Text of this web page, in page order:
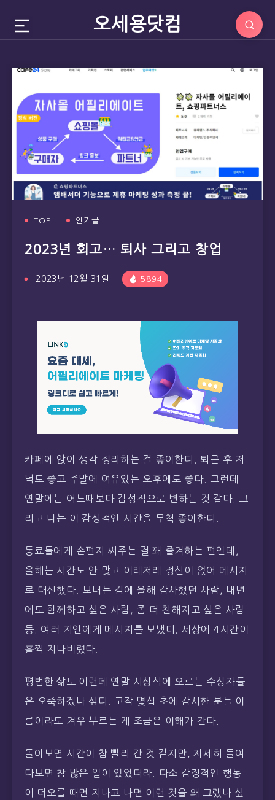
오세용닷컴
TOP 인기글
2023년 회고… 퇴사 그리고 창업
2023년 12월 31일 5894
카페에 앉아 생각 정리하는 걸 좋아한다. 퇴근 후 저
녁도 좋고 주말에 여유있는 오후에도 좋다. 그런데
연말에는 어느때보다 감성적으로 변하는 것 같다. 그
리고 나는 이 감성적인 시간을 무척 좋아한다.
동료들에게 손편지 써주는 걸 꽤 즐겨하는 편인데,
올해는 시간도 안 맞고 이래저래 정신이 없어 메시지
로 대신했다. 보내는 김에 올해 감사했던 사람, 내년
에도 함께하고 싶은 사람, 좀 더 친해지고 싶은 사람
등. 여러 지인에게 메시지를 보냈다. 세상에 4시간이
훌쩍 지나버렸다.
평범한 삶도 이런데 연말 시상식에 오르는 수상자들
은 오죽하겠나 싶다. 고작 몇십 초에 감사한 분들 이
름이라도 겨우 부르는 게 조금은 이해가 간다.
돌아보면 시간이 참 빨리 간 것 같지만, 자세히 들여
다보면 참 많은 일이 있었더라. 다소 감정적인 행동
이 떠오를 때면 지나고 나면 이런 것을 왜 그랬나 싶